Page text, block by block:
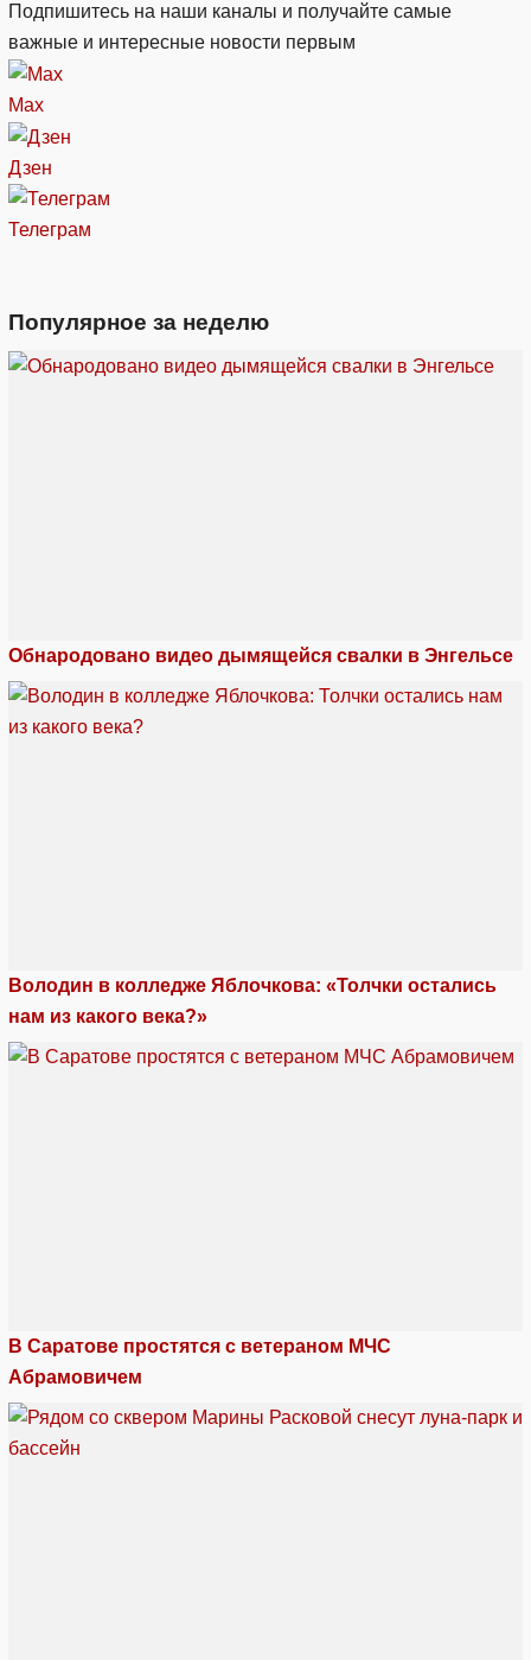
Подпишитесь на наши каналы и получайте самые
важные и интересные новости первым
Max
Дзен
Телеграм
Популярное за неделю
Обнародовано видео дымящейся свалки в Энгельсе
Володин в колледже Яблочкова: «Толчки остались
нам из какого века?»
В Саратове простятся с ветераном МЧС
Абрамовичем